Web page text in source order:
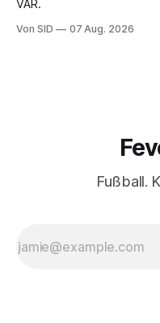
VAR.
Von SID 07 Aug. 2026
Fußball.